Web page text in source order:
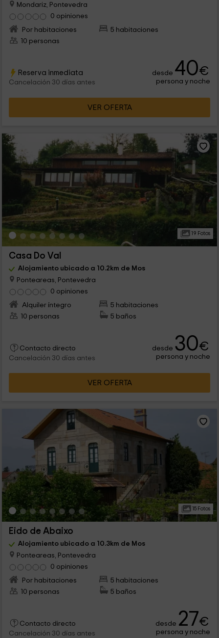
Mondariz, Pontevedra
0 opiniones
Por habitaciones
5 habitaciones
10 personas
Reserva inmediata
Cancelación 30 días antes
desde 40€
persona y noche
VER OFERTA
19 Fotos
Casa Do Val
Alojamiento ubicado a 10.2km de Mos
Ponteareas, Pontevedra
0 opiniones
Alquiler íntegro
5 habitaciones
10 personas
5 baños
Contacto directo
Cancelación 30 días antes
desde 30€
persona y noche
VER OFERTA
15 Fotos
Eido de Abaixo
Alojamiento ubicado a 10.3km de Mos
Ponteareas, Pontevedra
0 opiniones
Por habitaciones
5 habitaciones
10 personas
5 baños
Contacto directo
Cancelación 30 días antes
desde 27€
persona y noche